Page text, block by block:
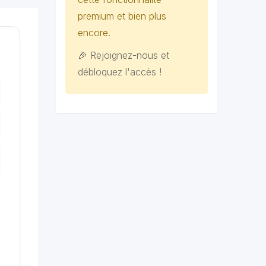
premium et bien plus
encore.
🎉 Rejoignez-nous et
débloquez l'accès !